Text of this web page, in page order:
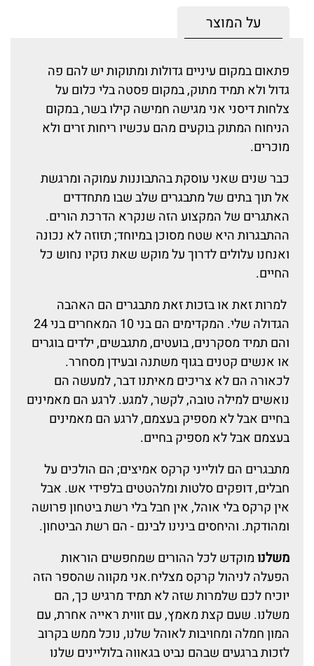
על המוצר
פתאום במקום עיניים גדולות ומתוקות יש להם פה
גדול ולא תמיד מתוק, במקום פסטה בלי כלום על
צלחות דיסני אני מגישה חמישה קילו בשר, במקום
הניחוח המתוק בוקעים מהם עכשיו ריחות זרים ולא
מוכרים.
כבר שנים שאני עוסקת בהתבוננות עמוקה ומרגשת
אל תוך בתים של מתבגרים שלב שבו מתחדדים
האתגרים של המקצוע הזה שנקרא הדרכת הורים.
ההתבגרות היא שטח מסוכן במיוחד; תזוזה לא נכונה
ואנחנו עלולים לדרוך על מוקש שאת נזקיו נחוש כל
החיים.
למרות זאת או בזכות זאת מתבגרים הם האהבה
הגדולה שלי. המקדימים הם בני 10 המאחרים בני 24
והם תמיד מסקרנים, בועטים, מתגבשים, ילדים בוגרים
או אנשים קטנים בגוף משתנה ובעידן מסחרר.
לכאורה הם לא צריכים מאיתנו דבר, למעשה הם
נואשים למילה טובה, לקשר, למגע. לרגע הם מאמינים
בחיים אבל לא מספיק בעצמם, לרגע הם מאמינים
בעצמם אבל לא מספיק בחיים.
מתבגרים הם לולייני קרקס אמיצים; הם הולכים על
חבלים, דופקים סלטות ומלהטטים בלפידי אש. אבל
אין קרקס בלי אוהל, אין חבל בלי רשת ביטחון פרושה
ומהודקת. והיחסים בינינו לבינם - הם רשת הביטחון.
משלנומוקדש לכל ההורים שמחפשים הוראות
הפעלה לניהול קרקס מצליח.אני מקווה שהספר הזה
יוכיח לכם שלמרות שזה לא תמיד מרגיש כך, הם
משלנו. שעם קצת מאמץ, עם זווית ראייה אחרת, עם
המון חמלה ומחויבות לאוהל שלנו, נוכל ממש בקרוב
לזכות ברגעים שבהם נביט בגאווה בלוליינים שלנו